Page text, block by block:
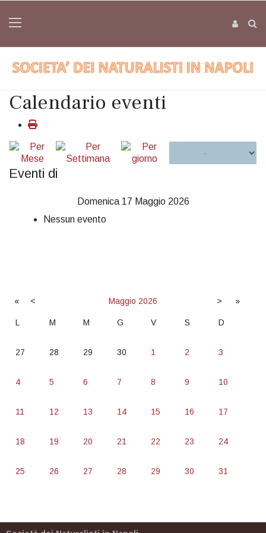
Calendario eventi
Eventi di
Domenica 17 Maggio 2026
Nessun evento
« < Maggio 2026 > »
L M M G V S D
27 28 29 30 1 2 3
4 5 6 7 8 9 10
11 12 13 14 15 16 17
18 19 20 21 22 23 24
25 26 27 28 29 30 31